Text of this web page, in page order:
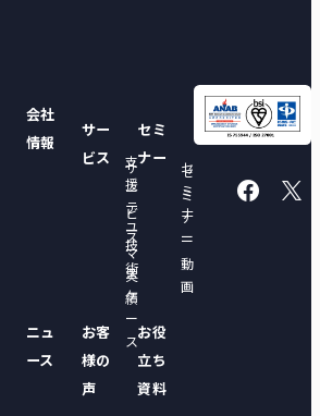
会社
情報
サー
ビス
サ
ー
ビ
ス
支
援
テ
ー
マ
実
績
技
術
ユ
ー
ス
ケ
ー
ス
セミ
ナー
セ
ミ
ナ
ー
セ
ミ
ナ
ー
動
画
ニュ
ース
お客
様の
声
お役
立ち
資料